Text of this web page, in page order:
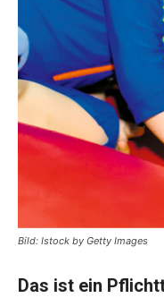
Bild: Istock by Getty Images
Das ist ein